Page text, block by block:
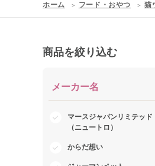
ホーム フード・おやつ 猫
商品を絞り込む
メーカー名
マースジャパンリミテッド
（ニュートロ）
からだ想い